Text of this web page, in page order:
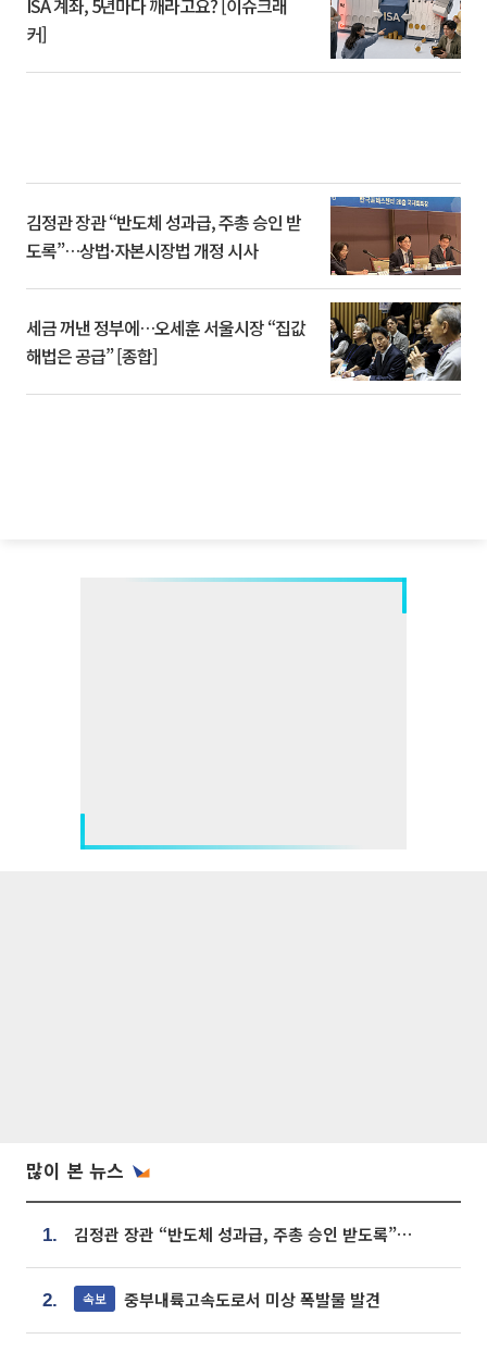
ISA 계좌, 5년마다 깨라고요? [이슈크래
커]
김정관 장관 “반도체 성과급, 주총 승인 받
도록”…상법·자본시장법 개정 시사
세금 꺼낸 정부에…오세훈 서울시장 “집값
해법은 공급” [종합]
많이 본 뉴스
1. 김정관 장관 “반도체 성과급, 주총 승인 받도록”…상법·자본시장법 개정 시사
2. 속보 중부내륙고속도로서 미상 폭발물 발견